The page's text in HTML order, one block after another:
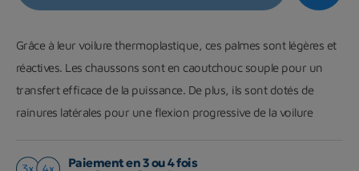
Grâce à leur voilure thermoplastique, ces palmes sont légères et
réactives. Les chaussons sont en caoutchouc souple pour un
transfert efficace de la puissance. De plus, ils sont dotés de
rainures latérales pour une flexion progressive de la voilure
Paiement en 3 ou 4 fois